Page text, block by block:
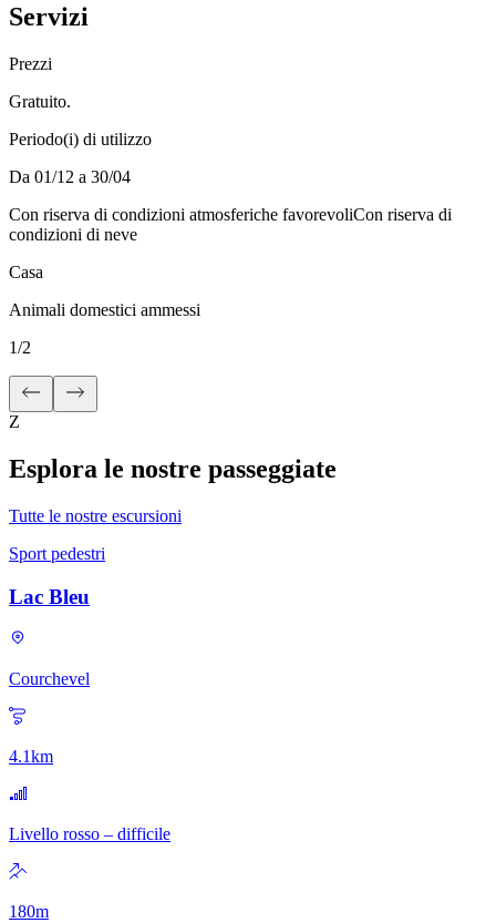
Servizi
Prezzi
Gratuito.
Periodo(i) di utilizzo
Da 01/12 a 30/04
Con riserva di condizioni atmosferiche favorevoliCon riserva di
condizioni di neve
Casa
Animali domestici ammessi
1/2
Z
Esplora le nostre passeggiate
Tutte le nostre escursioni
Sport pedestri
Lac Bleu
Courchevel
4.1km
Livello rosso – difficile
180m